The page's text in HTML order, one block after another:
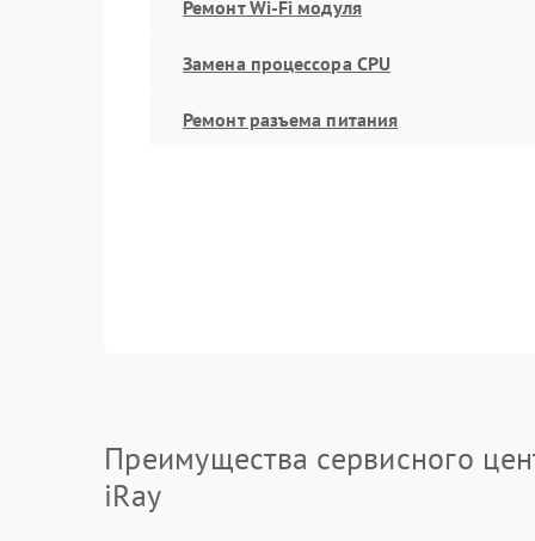
Ремонт Wi-Fi модуля
Замена процессора CPU
Ремонт разъема питания
Преимущества сервисного
iRay